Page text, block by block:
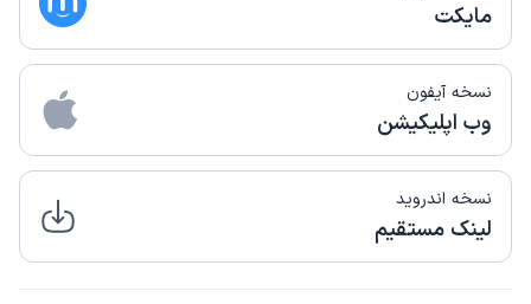
مایکت
نسخه آیفون
وب اپلیکیشن
نسخه اندروید
لینک مستقیم